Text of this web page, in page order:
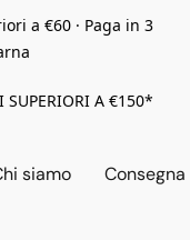
a €60 · Paga in 3
SUPERIORI A €150*
siamo Consegna